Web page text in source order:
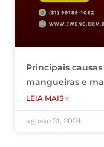
Principais
mangueiras e
LEIA MAIS »
agosto 21, 2024